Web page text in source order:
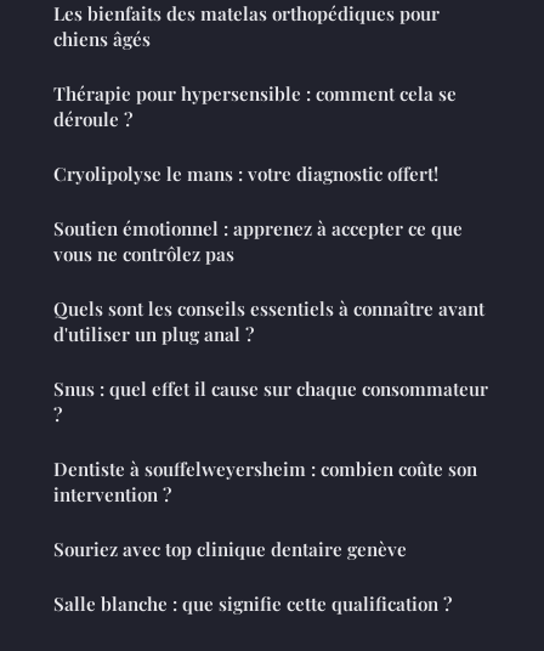
Les bienfaits des matelas orthopédiques pour
chiens âgés
Thérapie pour hypersensible : comment cela se
déroule ?
Cryolipolyse le mans : votre diagnostic offert!
Soutien émotionnel : apprenez à accepter ce que
vous ne contrôlez pas
Quels sont les conseils essentiels à connaître avant
d'utiliser un plug anal ?
Snus : quel effet il cause sur chaque consommateur
?
Dentiste à souffelweyersheim : combien coûte son
intervention ?
Souriez avec top clinique dentaire genève
Salle blanche : que signifie cette qualification ?